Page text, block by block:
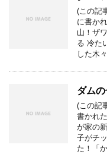
(この記
に書か
山！ザ
る 冷た
した木
ダム
(この記
書かれ
が家の
子がチ
た！「